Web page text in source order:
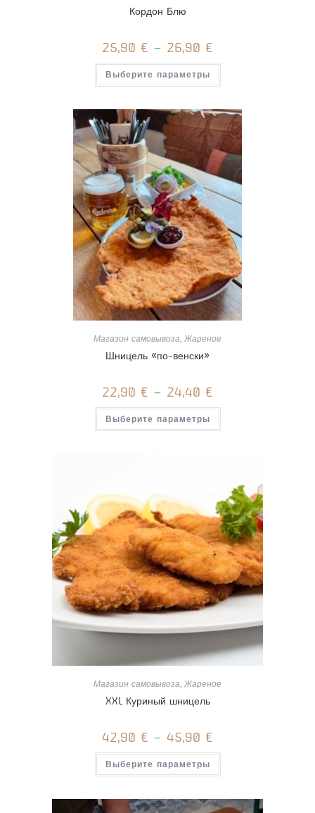
Кордон Блю
25,90 € – 26,90 €
Выберите параметры
Этот
имеет
Опции
можно
выбрать
на
странице
товара.
Магазин самовывоза, Жареное
Шницель «по-венски»
22,90 € – 24,40 €
Выберите параметры
Этот
имеет
на
странице
товара.
Магазин самовывоза, Жареное
XXL Куриный шницель
42,90 € – 45,90 €
Выберите параметры
Этот
имеет
Опции